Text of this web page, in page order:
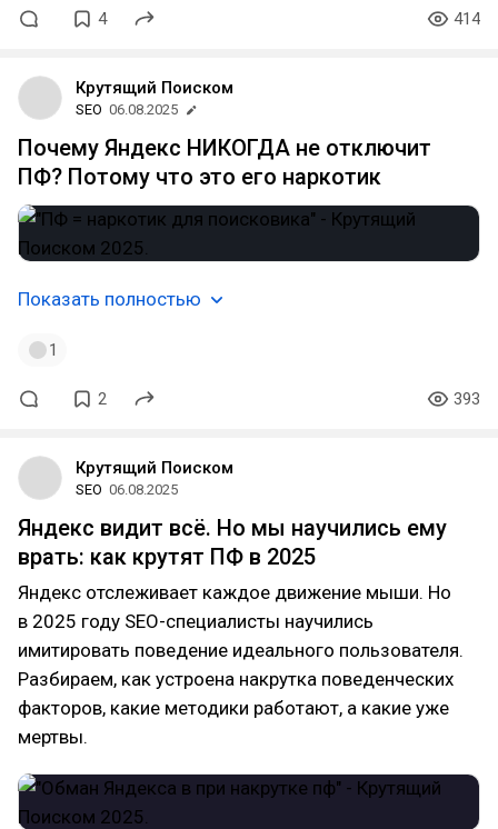
4 414
Крутящий Поиском
SEO 06.08.2025
Почему Яндекс НИКОГДА не отключит
ПФ? Потому что это его наркотик
Показать полностью
1
2 393
Крутящий Поиском
SEO 06.08.2025
Яндекс видит всё. Но мы научились ему
врать: как крутят ПФ в 2025
Яндекс отслеживает каждое движение мыши. Но
в 2025 году SEO-специалисты научились
имитировать поведение идеального пользователя.
Разбираем, как устроена накрутка поведенческих
факторов, какие методики работают, а какие уже
мертвы.